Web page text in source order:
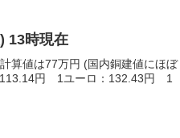
13時現在
算値は77万円 (国内銅建値にほぼ
113.14円 1ユーロ：132.43円 1